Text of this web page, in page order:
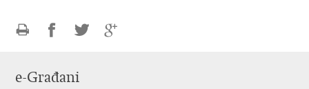
FacebookuTwitteru
e-Građani